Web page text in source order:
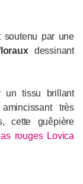
soutenu par une
dessinant
un tissu brillant
très
cette guêpière
rouges Lovica